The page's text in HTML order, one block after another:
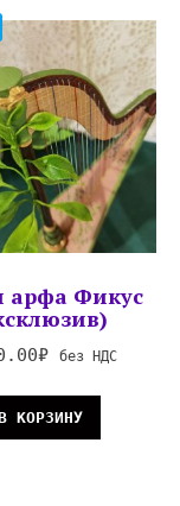
Фикус
₽ без НДС
КОРЗИНУ